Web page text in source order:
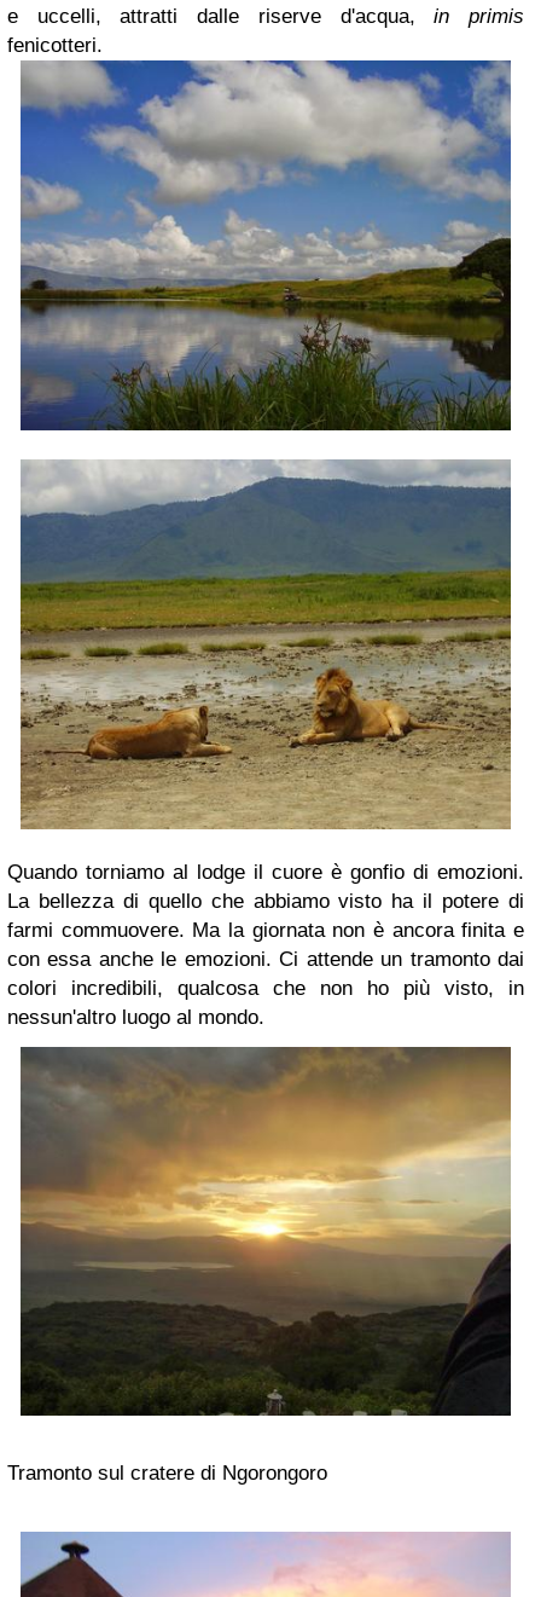
e uccelli, attratti dalle riserve d'acqua,in primis
fenicotteri.
Quando torniamo al lodge il cuore è gonfio di emozioni.
La bellezza di quello che abbiamo visto ha il potere di
farmi commuovere. Ma la giornata non è ancora finita e
con essa anche le emozioni. Ci attende un tramonto dai
colori incredibili, qualcosa che non ho più visto, in
nessun'altro luogo al mondo.
Tramonto sul cratere di Ngorongoro